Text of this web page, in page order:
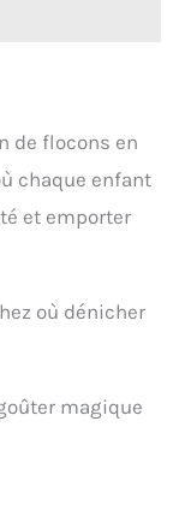
de flocons en
chaque enfant
et emporter
où dénicher
magique